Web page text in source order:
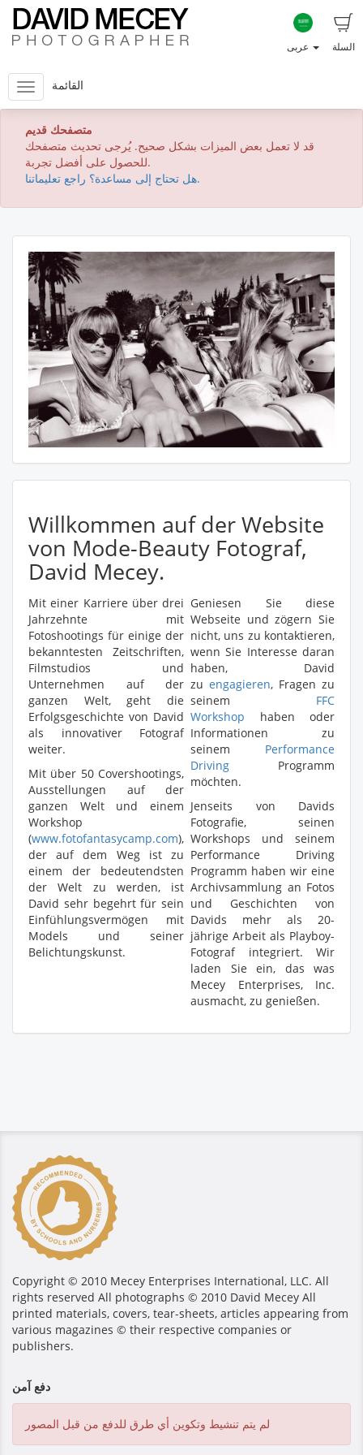
السلة
القائمة
متصفحك قديم
قد لا تعمل بعض الميزات بشكل صحيح. يُرجى تحديث متصفحك
للحصول على أفضل تجربة.
هل تحتاج إلى مساعدة؟ راجع تعليماتنا.
Willkommen auf der Website
von Mode-Beauty Fotograf,
David Mecey.
Mit einer Karriere über drei
Jahrzehnte mit
Fotoshootings für einige der
bekanntesten Zeitschriften,
Filmstudios und
Unternehmen auf der
ganzen Welt, geht die
Erfolgsgeschichte von David
als innovativer Fotograf
weiter.
Mit über 50 Covershootings,
Ausstellungen auf der
ganzen Welt und einem
Workshop
(www.fotofantasycamp.com),
der auf dem Weg ist zu
einem der bedeutendsten
der Welt zu werden, ist
David sehr begehrt für sein
Einfühlungsvermögen mit
Models und seiner
Belichtungskunst.
Geniesen Sie diese
Webseite und zögern Sie
nicht, uns zu kontaktieren,
wenn Sie Interesse daran
haben, David
zu engagieren, Fragen zu
seinem FFC
Workshop haben oder
Informationen zu
seinem Performance
Driving Programm
möchten.
Jenseits von Davids
Fotografie, seinen
Workshops und seinem
Performance Driving
Programm haben wir eine
Archivsammlung an Fotos
und Geschichten von
Davids mehr als 20-
jährige Arbeit als Playboy-
Fotograf integriert. Wir
laden Sie ein, das was
Mecey Enterprises, Inc.
ausmacht, zu genießen.
Copyright © 2010 Mecey Enterprises International, LLC. All
rights reserved All photographs © 2010 David Mecey All
printed materials, covers, tear-sheets, articles appearing from
various magazines © their respective companies or
publishers.
دفع آمن
لم يتم تنشيط وتكوين أي طرق للدفع من قبل المصور